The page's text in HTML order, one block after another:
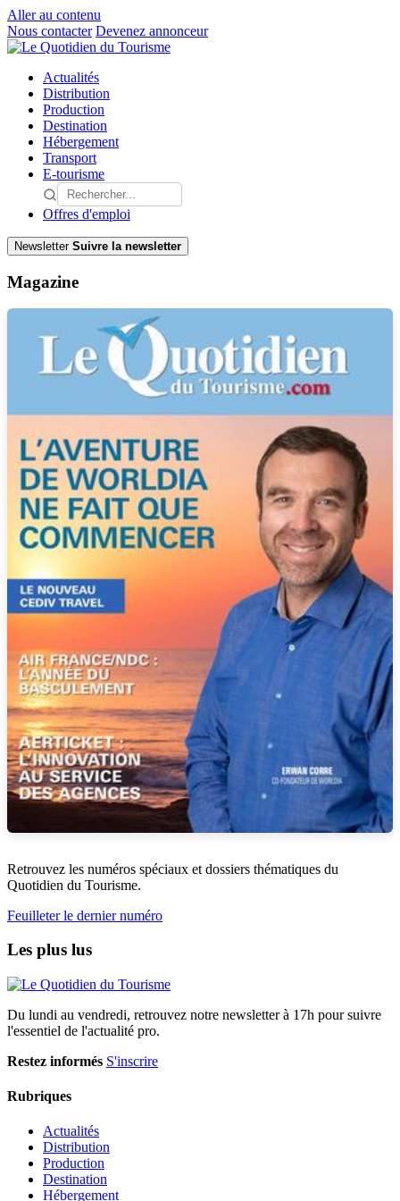
Aller au contenu
Nous contacter Devenez annonceur
Actualités
Distribution
Production
Destination
Hébergement
Transport
E-tourisme
Offres d'emploi
Newsletter Suivre la newsletter
Magazine
Retrouvez les numéros spéciaux et dossiers thématiques du
Quotidien du Tourisme.
Feuilleter le dernier numéro
Les plus lus
Du lundi au vendredi, retrouvez notre newsletter à 17h pour suivre
l'essentiel de l'actualité pro.
Restez informés S'inscrire
Rubriques
Actualités
Distribution
Production
Destination
Hébergement